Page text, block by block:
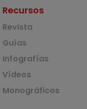
Recursos
Revista
Guías
Infografías
Vídeos
Monográficos